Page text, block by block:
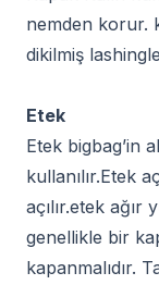
nemden korur.
dikilmiş
Etek
Etek bigbag’in
kullanılır.Etek
açılır.etek
genellikle bir
kapanmalıdır.